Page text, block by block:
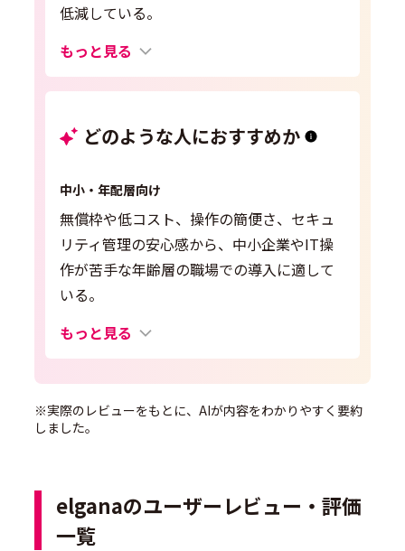
低減している。
もっと見る
どのような人におすすめか
中小・年配層向け
無償枠や低コスト、操作の簡便さ、セキュ
リティ管理の安心感から、中小企業やIT操
作が苦手な年齢層の職場での導入に適して
いる。
もっと見る
※実際のレビューをもとに、AIが内容をわかりやすく要約
しました。
elganaのユーザーレビュー・評価
一覧